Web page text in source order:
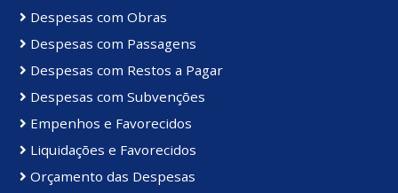
Despesas com Obras
Despesas com Passagens
Despesas com Restos a Pagar
Despesas com Subvenções
Empenhos e Favorecidos
Liquidações e Favorecidos
Orçamento das Despesas